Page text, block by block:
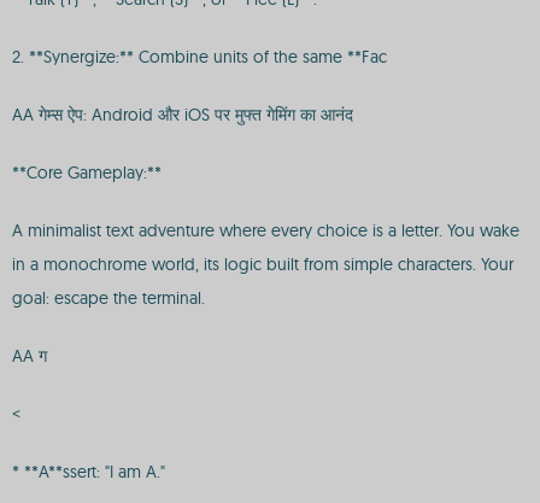
2. **Synergize:** Combine units of the same **Fac
AA गेम्स ऐप: Android और iOS पर मुफ्त गेमिंग का आनंद
**Core Gameplay:**
A minimalist text adventure where every choice is a letter. You wake
in a monochrome world, its logic built from simple characters. Your
goal: escape the terminal.
AA ग
<
* **A**ssert: "I am A."